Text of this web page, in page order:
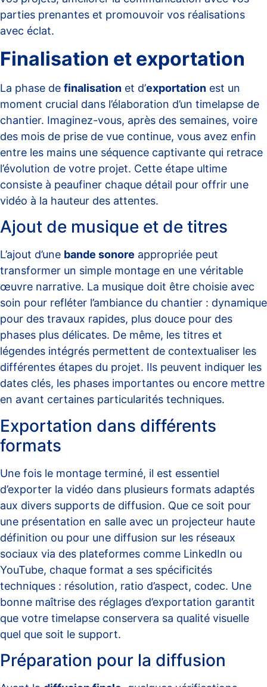
parties prenantes et promouvoir vos réalisations
avec éclat.
Finalisation et exportation
La phase de finalisation et d’exportation est un
moment crucial dans l’élaboration d’un timelapse de
chantier. Imaginez-vous, après des semaines, voire
des mois de prise de vue continue, vous avez enfin
entre les mains une séquence captivante qui retrace
l’évolution de votre projet. Cette étape ultime
consiste à peaufiner chaque détail pour offrir une
vidéo à la hauteur des attentes.
Ajout de musique et de titres
L’ajout d’une bande sonore appropriée peut
transformer un simple montage en une véritable
œuvre narrative. La musique doit être choisie avec
soin pour refléter l’ambiance du chantier : dynamique
pour des travaux rapides, plus douce pour des
phases plus délicates. De même, les titres et
légendes intégrés permettent de contextualiser les
différentes étapes du projet. Ils peuvent indiquer les
dates clés, les phases importantes ou encore mettre
en avant certaines particularités techniques.
Exportation dans différents
formats
Une fois le montage terminé, il est essentiel
d’exporter la vidéo dans plusieurs formats adaptés
aux divers supports de diffusion. Que ce soit pour
une présentation en salle avec un projecteur haute
définition ou pour une diffusion sur les réseaux
sociaux via des plateformes comme LinkedIn ou
YouTube, chaque format a ses spécificités
techniques : résolution, ratio d’aspect, codec. Une
bonne maîtrise des réglages d’exportation garantit
que votre timelapse conservera sa qualité visuelle
quel que soit le support.
Préparation pour la diffusion